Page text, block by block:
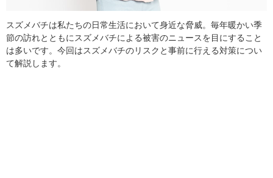
スズメバチは私たちの日常生活において身近な脅威。毎年暖かい季
節の訪れとともにスズメバチによる被害のニュースを目にすること
は多いです。今回はスズメバチのリスクと事前に行える対策につい
て解説します。